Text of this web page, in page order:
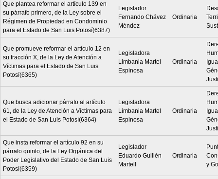
Que plantea reformar el artículo 139 en
su párrafo primero, de la Ley sobre el
Régimen de Propiedad en Condominio
para el Estado de San Luis Potosí(6387)
Legislador
Fernando Chávez
Méndez
Ordinaria
Que promueve reformar el artículo 12 en
su fracción X, de la Ley de Atención a
Víctimas para el Estado de San Luis
Potosí(6365)
Legisladora
Limbania Martel
Espinosa
Ordinaria
Que busca adicionar párrafo al artículo
61, de la Ley de Atención a Víctimas para
el Estado de San Luis Potosí(6364)
Legisladora
Limbania Martel
Espinosa
Ordinaria
Que insta reformar el artículo 92 en su
párrafo quinto, de la Ley Orgánica del
Poder Legislativo del Estado de San Luis
Potosí(6359)
Legislador
Eduardo Guillén
Martell
Ordinaria
y